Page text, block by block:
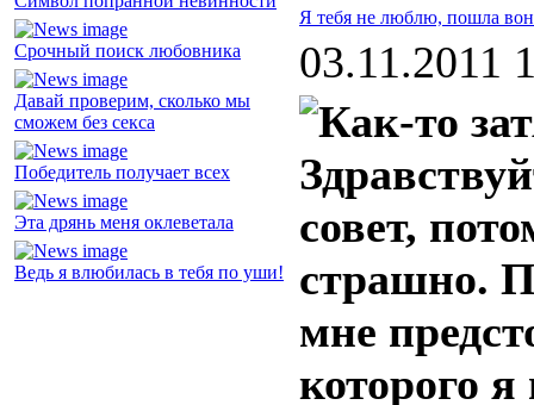
Срочный поиск любовника
Давай проверим, сколько мы
сможем без секса
Победитель получает всех
Эта дрянь меня оклеветала
Ведь я влюбилась в тебя по уши!
Я тебя не люблю, пошла
03.11.2011
совет,
страшно.
мне
которого я